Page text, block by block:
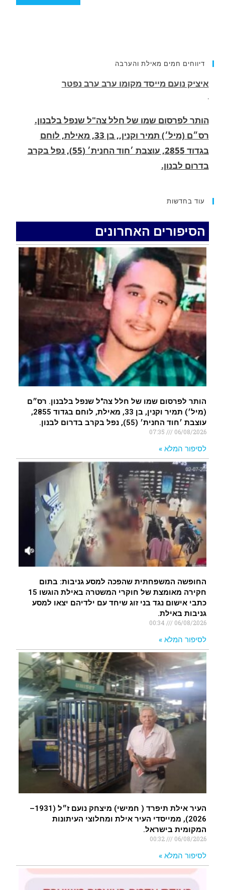
דיווחים חמים מאילת והערבה
הותר לפרסום שמו של חלל צה"ל שנפל בלבנון.
בגדוד 2855, עוצבת ׳חוד החנית׳ (55), נפל בקרב
בדרום לבנון.
.
החופשה המשפחתית שהפכה למסע גניבות: הוגשו
למסע גניבות באילת.
האדמה רועדת- סדרת רעידות אדמה בחצי האי סיני
רעידת אדמה הורגשה באילת
איציק נועם מייסד מקומו ערב ערב נפטר
עוד בחדשות
הסיפורים האחרונים
הותר לפרסום שמו של חלל צה"ל שנפל בלבנון. רס״ם
(מיל׳) תמיר וקנין, בן 33, מאילת, לוחם בגדוד 2855,
עוצבת ׳חוד החנית׳ (55), נפל בקרב בדרום לבנון.
06/08/2026
לסיפור המלא »
החופשה המשפחתית שהפכה למסע גניבות: בתום
חקירה מאומצת של חוקרי המשטרה באילת הוגשו 15
כתבי אישום נגד בני זוג שיחד עם ילדיהם יצאו למסע
גניבות באילת.
06/08/2026
לסיפור המלא »
העיר אילת תיפרד ( חמישי) מיצחק נועם ז״ל (1931–
2026), ממייסדי העיר אילת ומחלוצי העיתונות
המקומית בישראל.
06/08/2026
00:32
לסיפור המלא »